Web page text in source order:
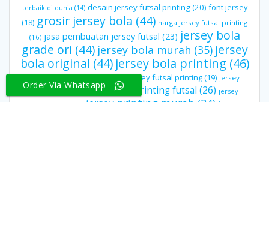
terbaik di dunia (14) desain jersey futsal printing(20) font jersey
(18) grosir jersey bola (44) harga jersey futsal printing
(16) jasa pembuatan jersey futsal (23) jersey bola
grade ori (44) jersey bola murah (35) jersey
bola original (44) jersey bola printing (46)
jersey futsal printing(19) jersey
printing bandung(16) jersey printing futsal (26) jersey
jersey printing murah (34) jersey
Order Via Whatsapp